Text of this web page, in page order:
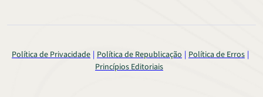
Política de Privacidade Política de Republicação Política de Erros
Princípios Editoriais